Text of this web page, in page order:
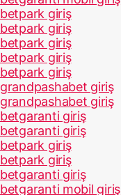
betpark giriş
betpark giriş
betpark giriş
betpark giriş
betpark giriş
grandpashabet giriş
grandpashabet giriş
betgaranti giriş
betgaranti giriş
betpark giriş
betpark giriş
betgaranti giriş
betgaranti mobil giriş